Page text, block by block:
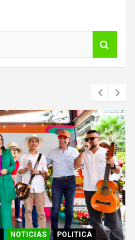
NOTICIAS POLITICA